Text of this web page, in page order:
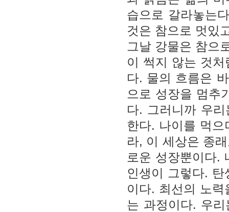
습으로 갈라놓는
것은 참으로 멋있
그날 강물은 참으
이 썩지 않는 것
다. 물의 흐름은
으로 성장을 멈추
다. 그러니까 우
한다. 나이를 먹
라, 이 세상은 종
로운 성장뿐이다.
인생이 그렇다.
이다. 최선의 노
는 과정이다. 우